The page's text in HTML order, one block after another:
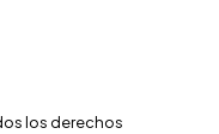
los derechos